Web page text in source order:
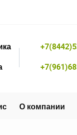
О компании